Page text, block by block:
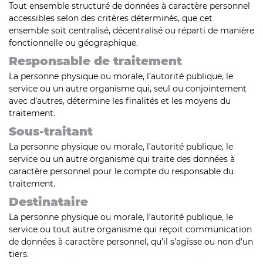
Tout ensemble structuré de données à caractère personnel
accessibles selon des critères déterminés, que cet
ensemble soit centralisé, décentralisé ou réparti de manière
fonctionnelle ou géographique.
Responsable de traitement
La personne physique ou morale, l’autorité publique, le
service ou un autre organisme qui, seul ou conjointement
avec d’autres, détermine les finalités et les moyens du
traitement.
Sous-traitant
La personne physique ou morale, l’autorité publique, le
service ou un autre organisme qui traite des données à
caractère personnel pour le compte du responsable du
traitement.
Destinataire
La personne physique ou morale, l’autorité publique, le
service ou tout autre organisme qui reçoit communication
de données à caractère personnel, qu’il s’agisse ou non d’un
tiers.